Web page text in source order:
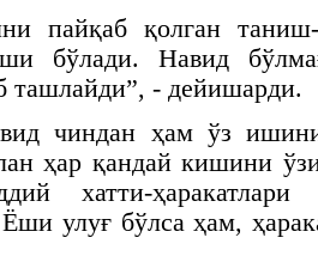
пайқаб қолган
бўлади. Навид
ташлайди”, - дейишарди.
чиндан ҳам ўз
ҳар қандай кишини
хатти-
улуғ бўлса ҳам,